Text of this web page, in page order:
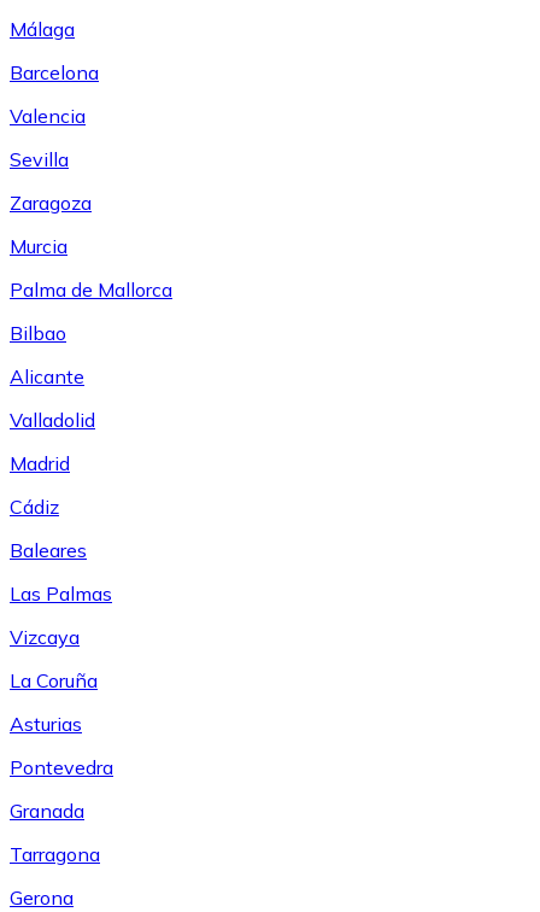
Málaga
Barcelona
Valencia
Sevilla
Zaragoza
Murcia
Palma de Mallorca
Bilbao
Alicante
Valladolid
Madrid
Cádiz
Baleares
Las Palmas
Vizcaya
La Coruña
Asturias
Pontevedra
Granada
Tarragona
Gerona